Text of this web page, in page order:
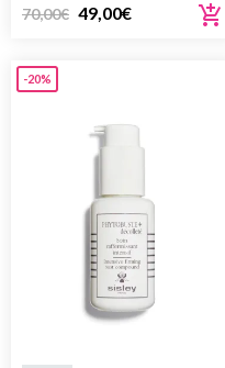
70,00€ 49,00€
-20%